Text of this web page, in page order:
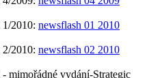
1/2010: newsflash 01 2010
2/2010: newsflash 02 2010
- mimořádné vydání-Strategic